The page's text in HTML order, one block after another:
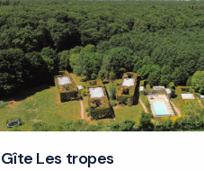
Gîte Les tropes